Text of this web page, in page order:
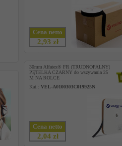
Cena netto
2,93 zł
30mm Alfatex® FR (TRUDNOPALNY)
PĘTELKA CZARNY do wszywania 25
M NA ROLCE
Kat.: VEL-A0100303C019925N
Cena netto
2,04 zł